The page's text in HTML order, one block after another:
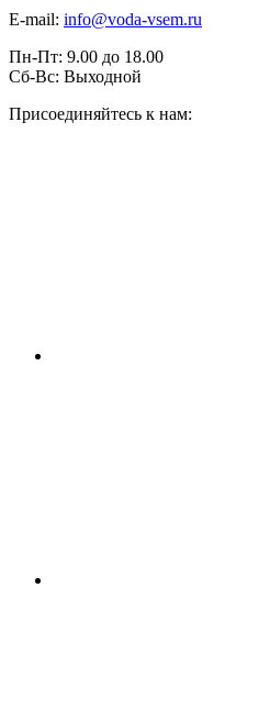
E-mail: info@voda-vsem.ru
Пн-Пт: 9.00 до 18.00
Сб-Вс: Выходной
Присоединяйтесь к нам: